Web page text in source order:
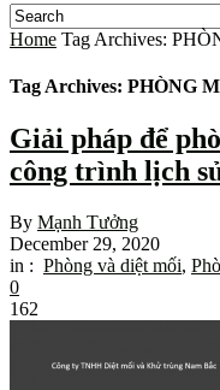
Home Tag Archives:
Tag Archives: PHÒNG
Giải pháp để
công trình lịch
By Mạnh Tưởng
December 29, 2020
in : Phòng và diệt mối,
0
162